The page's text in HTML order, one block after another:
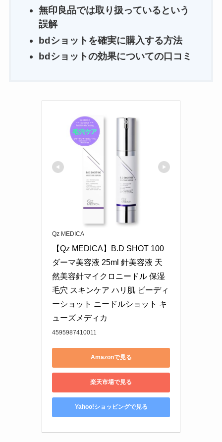
無印良品では取り扱っているという
誤解
bdショットを確実に購入する方法
bdショットの効果についての口コミ
Qz MEDICA
【Qz MEDICA】B.D SHOT 100
ダーマ美容液 25ml 針美容液 天
然美容針マイクロニードル 保湿
毛穴 スキンケア ハリ肌 ビーディ
ーショット ニードルショット キ
ューズメディカ
4595987410011
Amazonで見る
楽天市場で見る
Yahoo!ショッピングで見る